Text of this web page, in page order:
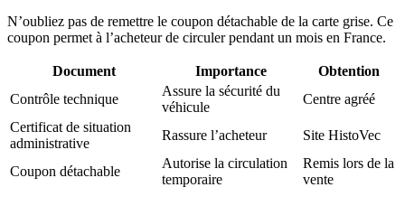
N’oubliez pas de remettre le coupon détachable de la carte grise. Ce
coupon permet à l’acheteur de circuler pendant un mois en France.
Document Importance
Obtention
Contrôle technique
Assure la sécurité du
véhicule
Centre agréé
Certificat de situation
administrative
Rassure l’acheteur Site HistoVec
Coupon détachable
Autorise la circulation
temporaire
Remis lors de la
vente